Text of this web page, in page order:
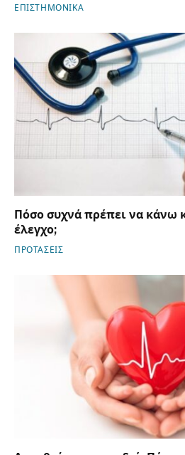
ΕΠΙΣΤΗΜΟΝΙΚΑ
Πόσο συχνά πρέπει να κάνω
έλεγχο;
ΠΡΟΤΑΣΕΙΣ